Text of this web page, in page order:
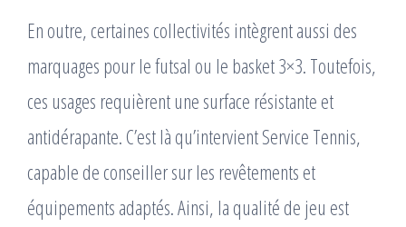
En outre, certaines collectivités intègrent aussi des
marquages pour le futsal ou le basket 3×3. Toutefois,
ces usages requièrent une surface résistante et
antidérapante. C’est là qu’intervient Service Tennis,
capable de conseiller sur les revêtements et
équipements adaptés. Ainsi, la qualité de jeu est